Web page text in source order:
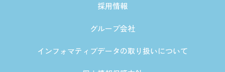
採用情報
グループ会社
インフォマティブデータの取り扱いについて